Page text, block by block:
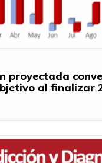
proyectada
al finalizar